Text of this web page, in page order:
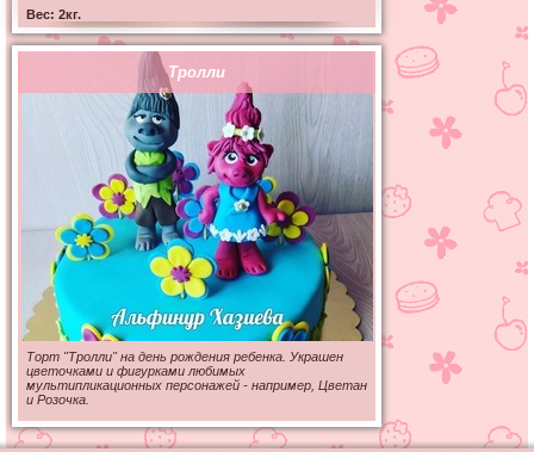
Вес: 2кг.
Тролли
Торт "Тролли" на день рождения ребенка. Украшен
цветочками и фигурками любимых
мультипликационных персонажей - например, Цветан
и Розочка.